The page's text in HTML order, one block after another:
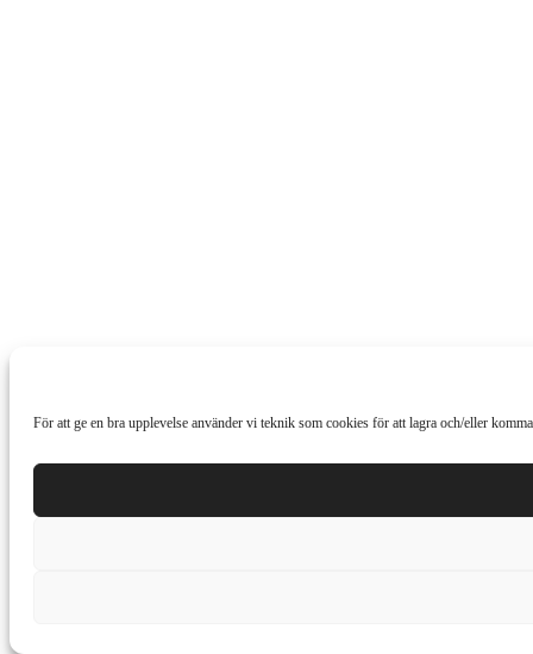
För att ge en bra upplevelse använder vi teknik som cookies för att lagra och/eller